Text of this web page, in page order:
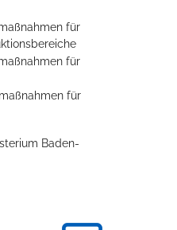
für
für
für
Baden-